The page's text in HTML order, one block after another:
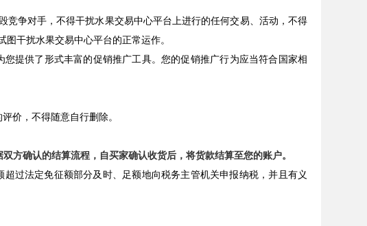
竞争对手，不得干扰水果交易中心平台上进行的任何交易、活动，不得
干扰水果交易中心平台的正常运作。
提供了形式丰富的促销推广工具。您的促销推广行为应当符合国家相
价，不得随意自行删除。
方确认的结算流程，自买家确认收货后，将货款结算至您的账户。
过法定免征额部分及时、足额地向税务主管机关申报纳税，并且有义